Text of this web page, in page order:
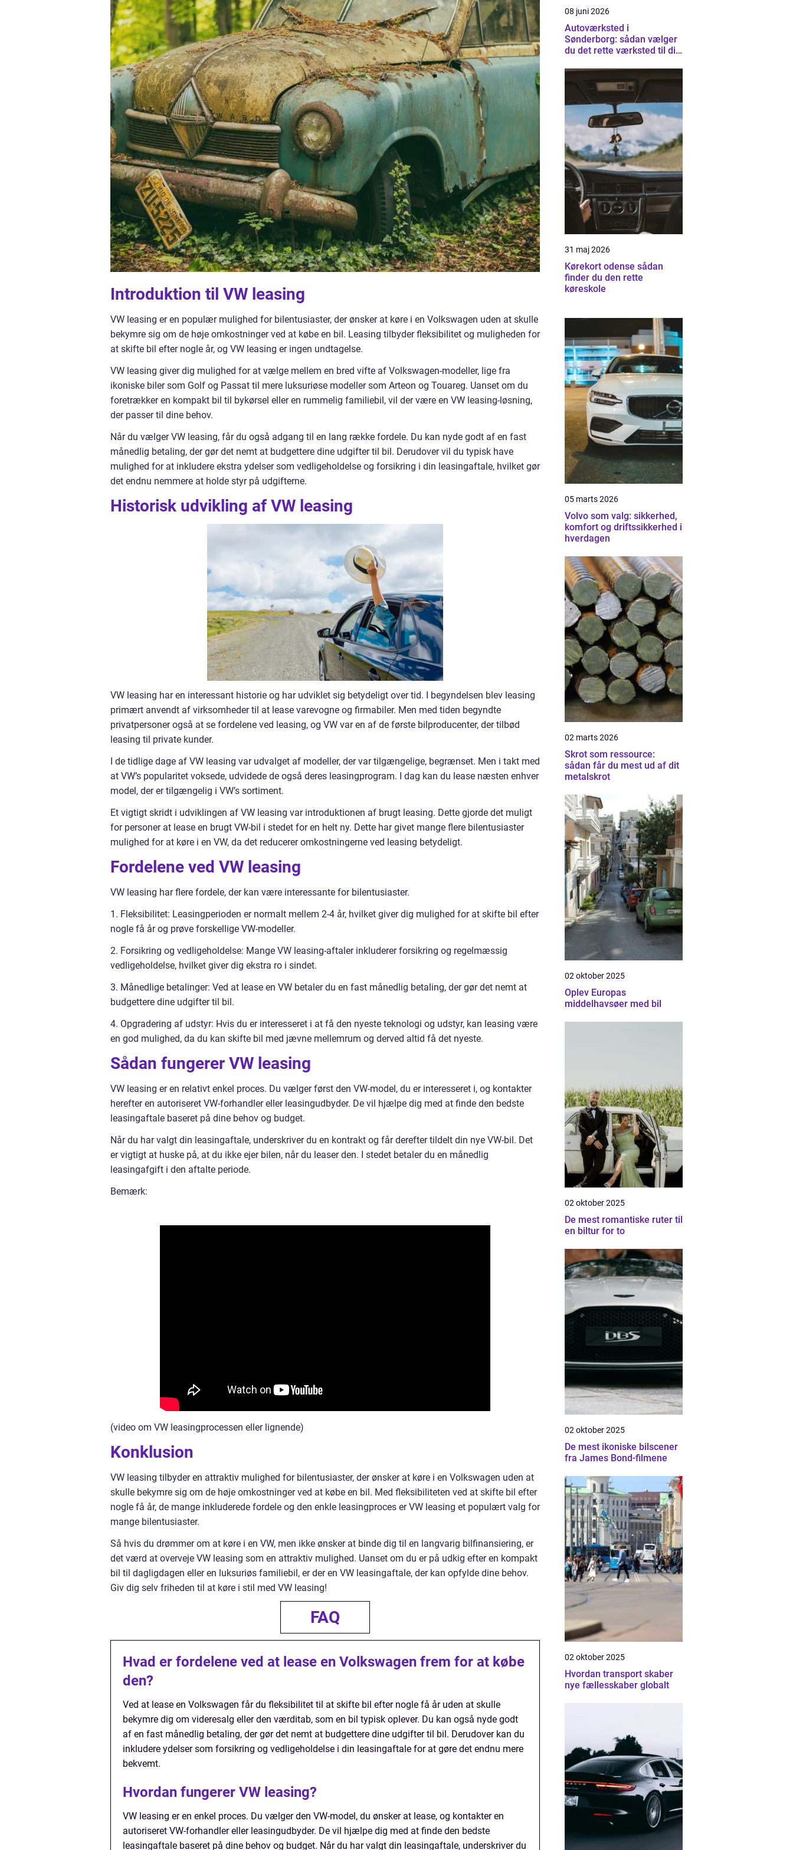
Introduktion til VW leasing
VW leasing er en populær mulighed for bilentusiaster, der ønsker at køre i en Volkswagen uden at skulle
bekymre sig om de høje omkostninger ved at købe en bil. Leasing tilbyder fleksibilitet og muligheden for
at skifte bil efter nogle år, og VW leasing er ingen undtagelse.
VW leasing giver dig mulighed for at vælge mellem en bred vifte af Volkswagen-modeller, lige fra
ikoniske biler som Golf og Passat til mere luksuriøse modeller som Arteon og Touareg. Uanset om du
foretrækker en kompakt bil til bykørsel eller en rummelig familiebil, vil der være en VW leasing-løsning,
der passer til dine behov.
Når du vælger VW leasing, får du også adgang til en lang række fordele. Du kan nyde godt af en fast
månedlig betaling, der gør det nemt at budgettere dine udgifter til bil. Derudover vil du typisk have
mulighed for at inkludere ekstra ydelser som vedligeholdelse og forsikring i din leasingaftale, hvilket gør
det endnu nemmere at holde styr på udgifterne.
Historisk udvikling af VW leasing
VW leasing har en interessant historie og har udviklet sig betydeligt over tid. I begyndelsen blev leasing
primært anvendt af virksomheder til at lease varevogne og firmabiler. Men med tiden begyndte
privatpersoner også at se fordelene ved leasing, og VW var en af de første bilproducenter, der tilbød
leasing til private kunder.
I de tidlige dage af VW leasing var udvalget af modeller, der var tilgængelige, begrænset. Men i takt med
at VW’s popularitet voksede, udvidede de også deres leasingprogram. I dag kan du lease næsten enhver
model, der er tilgængelig i VW’s sortiment.
Et vigtigt skridt i udviklingen af VW leasing var introduktionen af brugt leasing. Dette gjorde det muligt
for personer at lease en brugt VW-bil i stedet for en helt ny. Dette har givet mange flere bilentusiaster
mulighed for at køre i en VW, da det reducerer omkostningerne ved leasing betydeligt.
Fordelene ved VW leasing
VW leasing har flere fordele, der kan være interessante for bilentusiaster.
1. Fleksibilitet: Leasingperioden er normalt mellem 2-4 år, hvilket giver dig mulighed for at skifte bil efter
nogle få år og prøve forskellige VW-modeller.
2. Forsikring og vedligeholdelse: Mange VW leasing-aftaler inkluderer forsikring og regelmæssig
vedligeholdelse, hvilket giver dig ekstra ro i sindet.
3. Månedlige betalinger: Ved at lease en VW betaler du en fast månedlig betaling, der gør det nemt at
budgettere dine udgifter til bil.
4. Opgradering af udstyr: Hvis du er interesseret i at få den nyeste teknologi og udstyr, kan leasing være
en god mulighed, da du kan skifte bil med jævne mellemrum og derved altid få det nyeste.
Sådan fungerer VW leasing
VW leasing er en relativt enkel proces. Du vælger først den VW-model, du er interesseret i, og kontakter
herefter en autoriseret VW-forhandler eller leasingudbyder. De vil hjælpe dig med at finde den bedste
leasingaftale baseret på dine behov og budget.
Når du har valgt din leasingaftale, underskriver du en kontrakt og får derefter tildelt din nye VW-bil. Det
er vigtigt at huske på, at du ikke ejer bilen, når du leaser den. I stedet betaler du en månedlig
leasingafgift i den aftalte periode.
Bemærk:
(video om VW leasingprocessen eller lignende)
Konklusion
VW leasing tilbyder en attraktiv mulighed for bilentusiaster, der ønsker at køre i en Volkswagen uden at
skulle bekymre sig om de høje omkostninger ved at købe en bil. Med fleksibiliteten ved at skifte bil efter
nogle få år, de mange inkluderede fordele og den enkle leasingproces er VW leasing et populært valg for
mange bilentusiaster.
Så hvis du drømmer om at køre i en VW, men ikke ønsker at binde dig til en langvarig bilfinansiering, er
det værd at overveje VW leasing som en attraktiv mulighed. Uanset om du er på udkig efter en kompakt
bil til dagligdagen eller en luksuriøs familiebil, er der en VW leasingaftale, der kan opfylde dine behov.
Giv dig selv friheden til at køre i stil med VW leasing!
FAQ
Hvad er fordelene ved at lease en Volkswagen frem for at købe
den?
Ved at lease en Volkswagen får du fleksibilitet til at skifte bil efter nogle få år uden at skulle
bekymre dig om videresalg eller den værditab, som en bil typisk oplever. Du kan også nyde godt
af en fast månedlig betaling, der gør det nemt at budgettere dine udgifter til bil. Derudover kan du
inkludere ydelser som forsikring og vedligeholdelse i din leasingaftale for at gøre det endnu mere
bekvemt.
Hvordan fungerer VW leasing?
VW leasing er en enkel proces. Du vælger den VW-model, du ønsker at lease, og kontakter en
autoriseret VW-forhandler eller leasingudbyder. De vil hjælpe dig med at finde den bedste
leasingaftale baseret på dine behov og budget. Når du har valgt din leasingaftale, underskriver du
08 juni 2026
Autoværksted i
Sønderborg: sådan vælger
du det rette værksted til din
31 maj 2026
Kørekort odense sådan
finder du den rette
køreskole
05 marts 2026
Volvo som valg: sikkerhed,
komfort og driftssikkerhed i
hverdagen
02 marts 2026
Skrot som ressource:
sådan får du mest ud af dit
metalskrot
02 oktober 2025
Oplev Europas
middelhavsøer med bil
02 oktober 2025
De mest romantiske ruter til
en biltur for to
02 oktober 2025
De mest ikoniske bilscener
fra James Bond-filmene
02 oktober 2025
Hvordan transport skaber
nye fællesskaber globalt